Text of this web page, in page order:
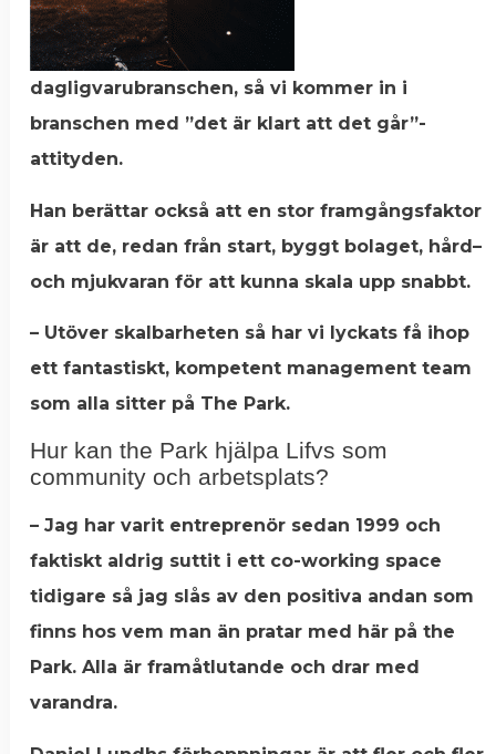
dagligvarubranschen, så vi kommer in i
branschen med ”det är klart att det går”-
attityden.
Han berättar också att en stor framgångsfaktor
är att de, redan från start, byggt bolaget, hård–
och mjukvaran för att kunna skala upp snabbt.
– Utöver skalbarheten så har vi lyckats få ihop
ett fantastiskt, kompetent management team
som alla sitter på The Park.
Hur kan the Park hjälpa Lifvs som
community och arbetsplats?
– Jag har varit entreprenör sedan 1999 och
faktiskt aldrig suttit i ett co-working space
tidigare så jag slås av den positiva andan som
finns hos vem man än pratar med här på the
Park. Alla är framåtlutande och drar med
varandra.